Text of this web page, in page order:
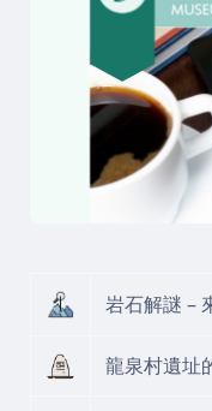
岩石解謎 –
龍泉村遺址